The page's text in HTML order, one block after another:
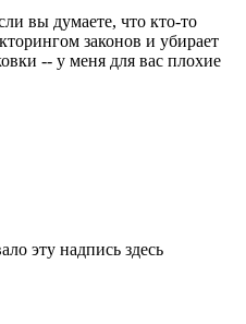
вы думаете, что кто-то
законов и убирает
-- у меня для вас плохие
эту надпись здесь